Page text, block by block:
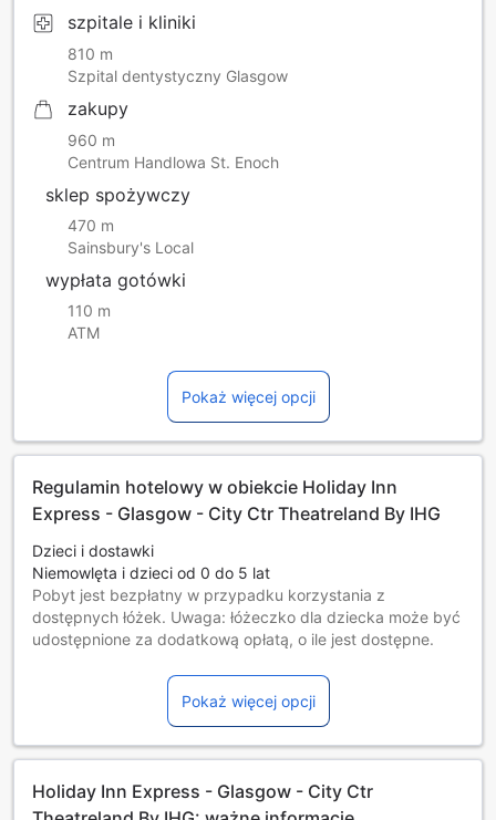
szpitale i kliniki
810 m
Szpital dentystyczny Glasgow
zakupy
960 m
Centrum Handlowa St. Enoch
sklep spożywczy
470 m
Sainsbury's Local
wypłata gotówki
110 m
ATM
Pokaż więcej opcji
Regulamin hotelowy w obiekcie Holiday Inn
Express - Glasgow - City Ctr Theatreland By IHG
Dzieci i dostawki
Niemowlęta i dzieci od 0 do 5 lat
Pobyt jest bezpłatny w przypadku korzystania z
dostępnych łóżek. Uwaga: łóżeczko dla dziecka może być
udostępnione za dodatkową opłatą, o ile jest dostępne.
Darmowy pobyt na dostępnych łóżkach.
Goście w wieku 18 lat i starsi są traktowani jak osoby
Dostępność dodatkowych łóżek jest uzależniona od
szczegółowymi informacjami o pokoju.
Przy rezerwacji ponad 5 pokojów mogą mieć zastosowanie
Pokaż więcej opcji
Holiday Inn Express - Glasgow - City Ctr